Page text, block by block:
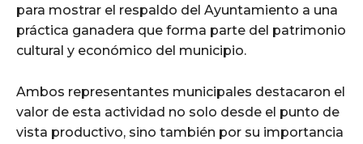
para mostrar el respaldo del Ayuntamiento a una
práctica ganadera que forma parte del patrimonio
cultural y económico del municipio.
Ambos representantes municipales destacaron el
valor de esta actividad no solo desde el punto de
vista productivo, sino también por su importancia